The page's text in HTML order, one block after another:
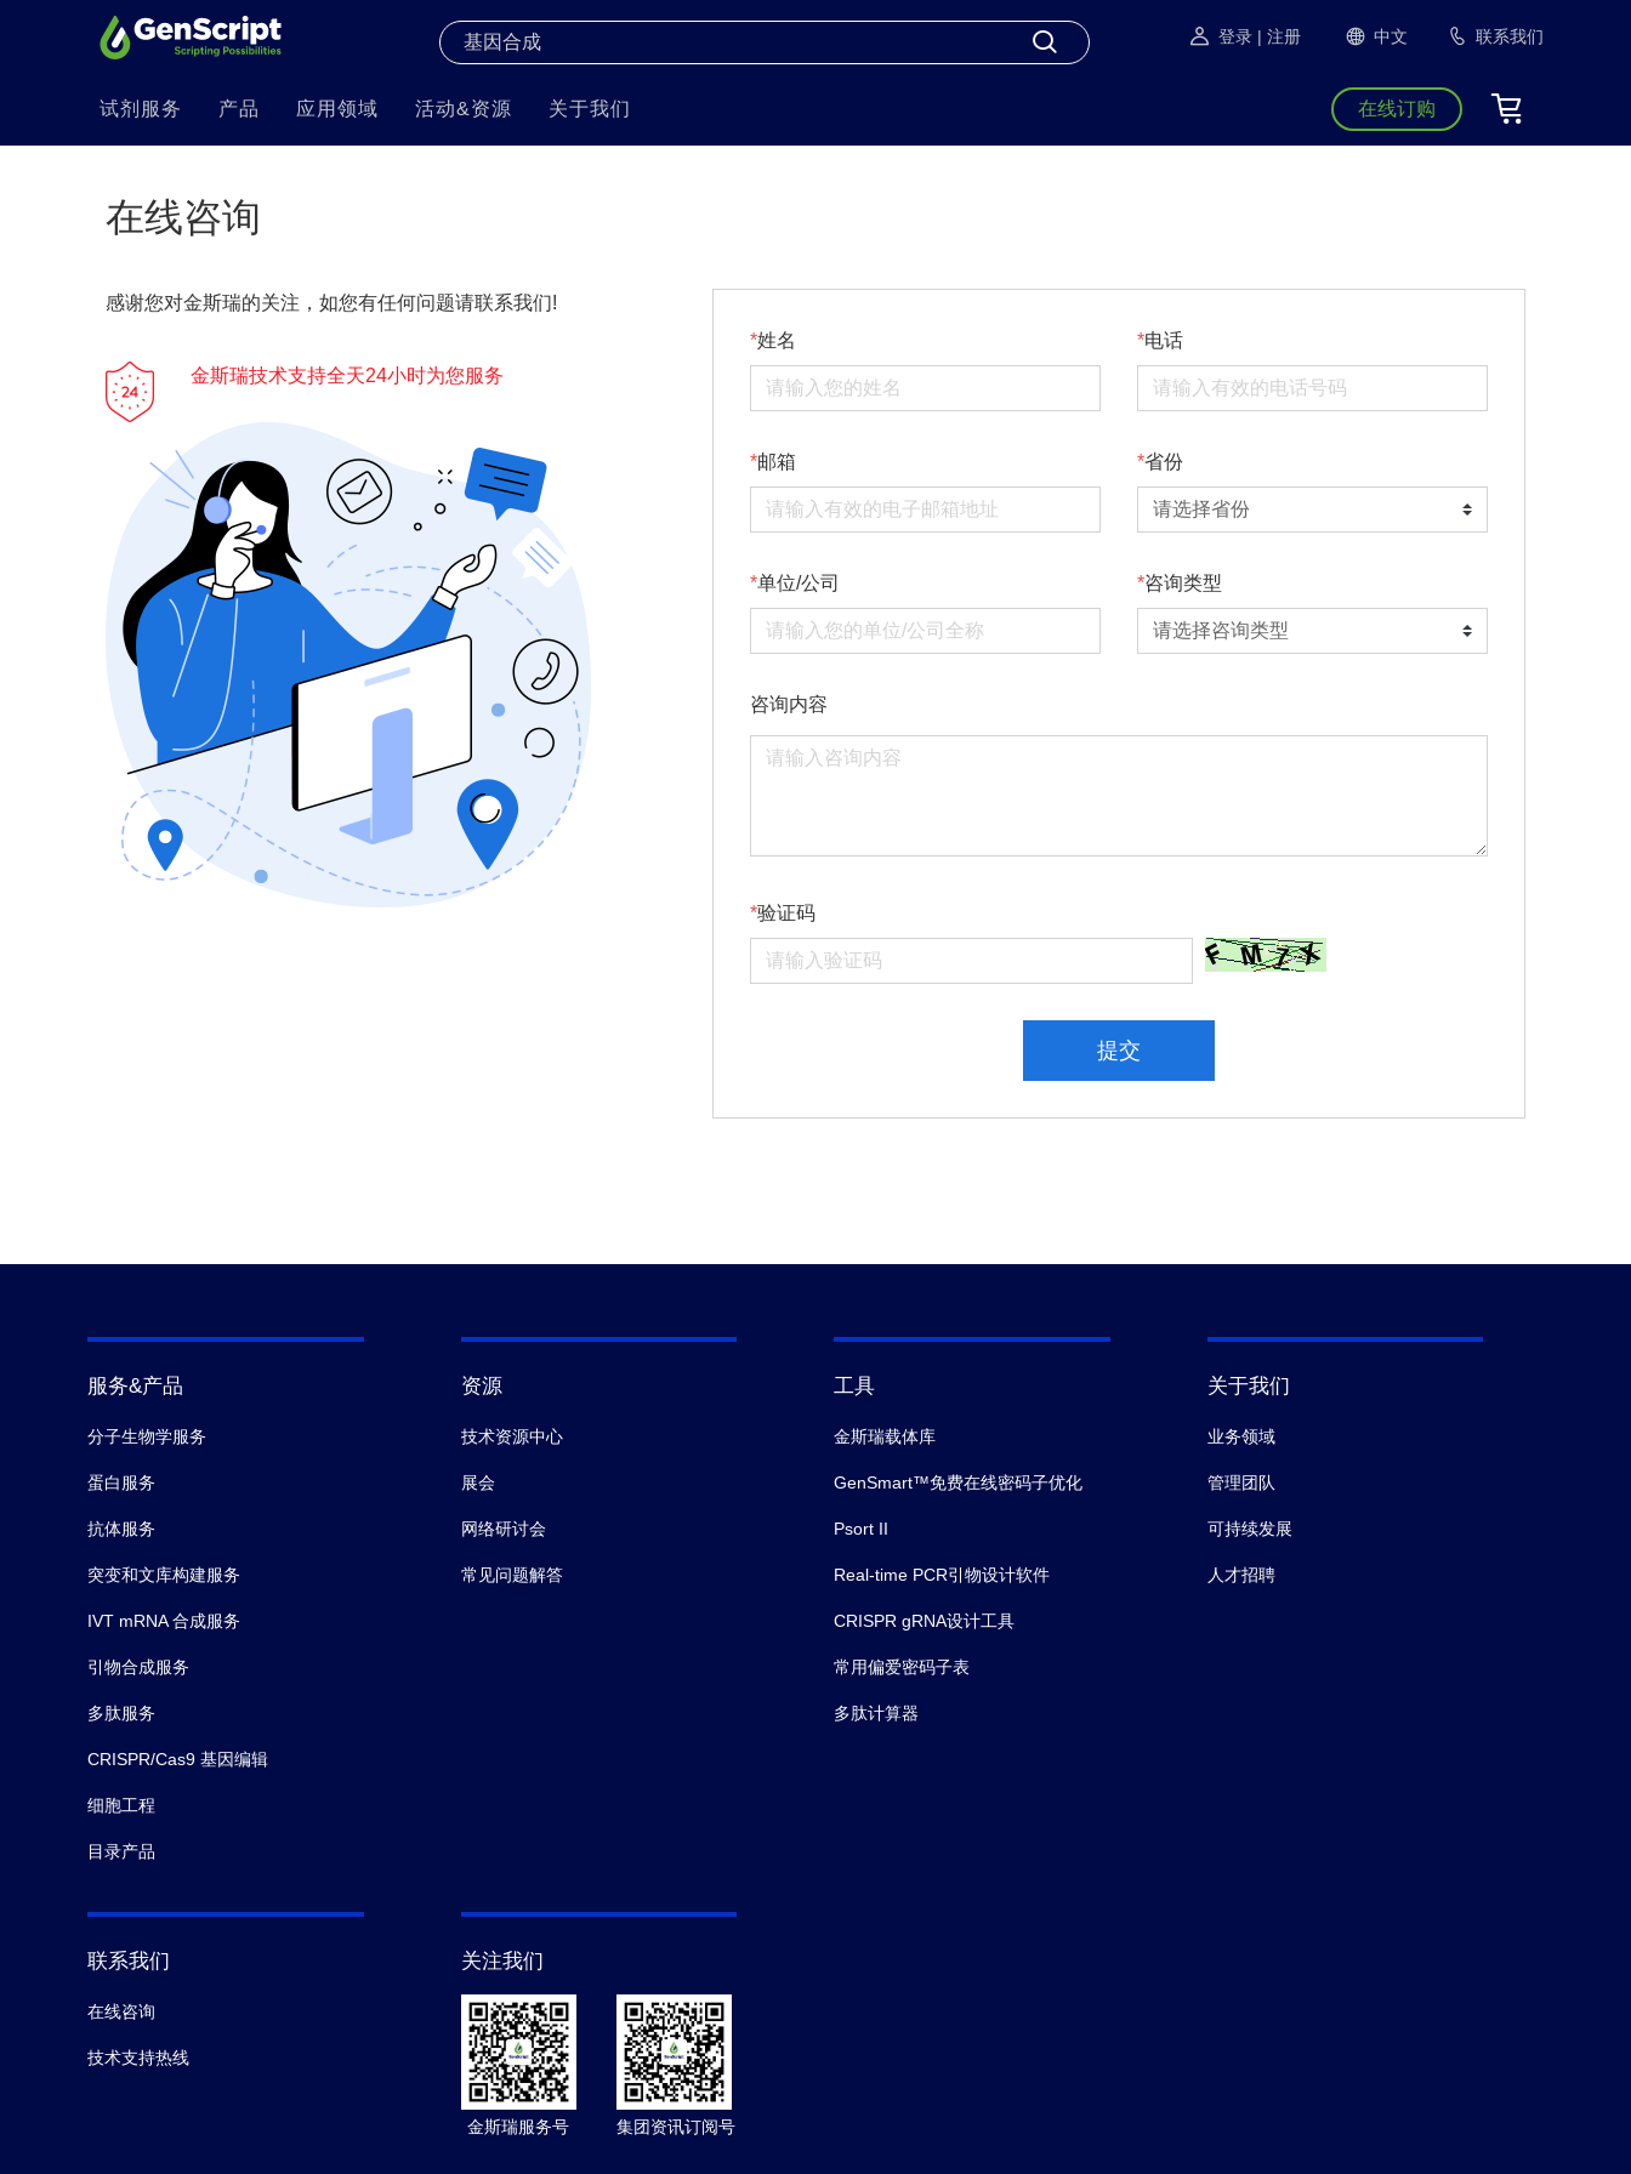
登录 | 注册 中文 联系我们
试剂服务 产品 应用领域 活动&资源 关于我们 在线订购
在线咨询
感谢您对金斯瑞的关注，如您有任何问题请联系我们!
金斯瑞技术支持全天24小时为您服务
姓名 电话
邮箱 省份
单位/公司 咨询类型
咨询内容
验证码
提交
服务&产品
分子生物学服务
蛋白服务
抗体服务
突变和文库构建服务
IVT mRNA 合成服务
引物合成服务
多肽服务
CRISPR/Cas9 基因编辑
细胞工程
目录产品
资源
技术资源中心
展会
网络研讨会
常见问题解答
工具
金斯瑞载体库
GenSmart™免费在线密码子优化
Psort II
Real-time PCR引物设计软件
CRISPR gRNA设计工具
常用偏爱密码子表
多肽计算器
关于我们
业务领域
管理团队
可持续发展
人才招聘
联系我们
在线咨询
技术支持热线
关注我们
金斯瑞服务号 集团资讯订阅号